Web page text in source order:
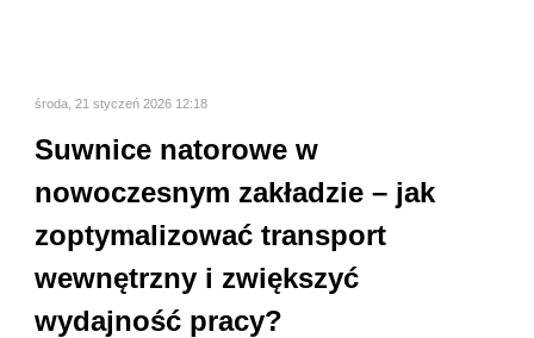
środa, 21 styczeń 2026 12:18
Suwnice natorowe w
nowoczesnym zakładzie – jak
zoptymalizować transport
wewnętrzny i zwiększyć
wydajność pracy?